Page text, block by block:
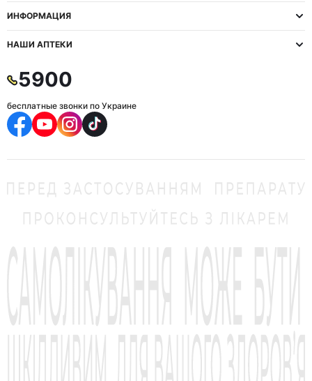
ИНФОРМАЦИЯ
НАШИ АПТЕКИ
5900
бесплатные звонки по Украине